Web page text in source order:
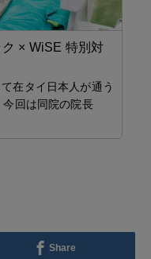
× WiSE 特別対
在タイ日本人が通う
回は同院の院長
Share